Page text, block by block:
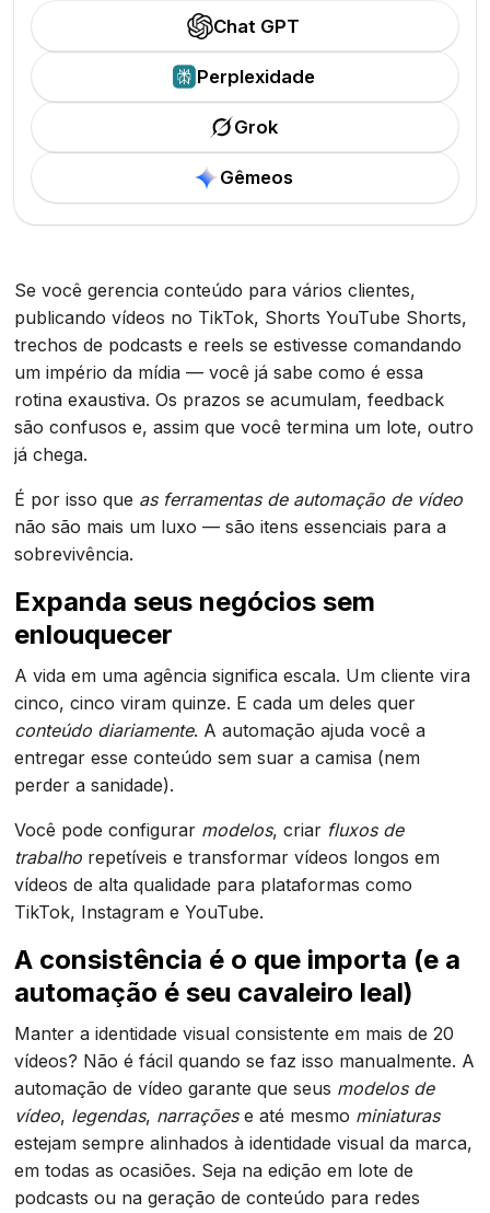
Chat GPT
Perplexidade
Grok
Gêmeos
Se você gerencia conteúdo para vários clientes,
publicando vídeos no TikTok, Shorts YouTube Shorts,
trechos de podcasts e reels se estivesse comandando
um império da mídia — você já sabe como é essa
rotina exaustiva. Os prazos se acumulam, feedback
são confusos e, assim que você termina um lote, outro
já chega.
É por isso que as ferramentas de automação de vídeo
não são mais um luxo — são itens essenciais para a
sobrevivência.
Expanda seus negócios sem
enlouquecer
A vida em uma agência significa escala. Um cliente vira
cinco, cinco viram quinze. E cada um deles quer
conteúdo diariamente. A automação ajuda você a
entregar esse conteúdo sem suar a camisa (nem
perder a sanidade).
Você pode configurar modelos, criar fluxos de
trabalho repetíveis e transformar vídeos longos em
vídeos de alta qualidade para plataformas como
TikTok, Instagram e YouTube.
A consistência é o que importa (e a
automação é seu cavaleiro leal)
Manter a identidade visual consistente em mais de 20
vídeos? Não é fácil quando se faz isso manualmente. A
automação de vídeo garante que seus modelos de
vídeo, legendas, narraçõese até mesmo miniaturas
estejam sempre alinhados à identidade visual da marca,
em todas as ocasiões. Seja na edição em lote de
podcasts ou na geração de conteúdo para redes